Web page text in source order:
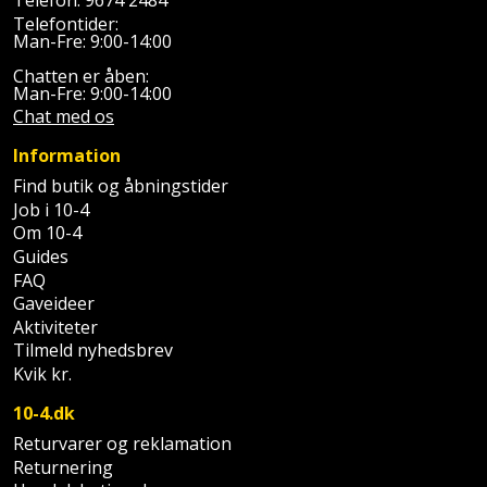
Slibemaskine
Sømpistol
Sømpistoltilbehør
Spånsuger
Stiftepistol
Stiksav
Stiksavsklinge
Støvblæser
Støvsugertilbehør
Varmepumpeskjuler
Velux
gardin
Telefontider:
Man-Fre: 9:00-14:00
Chatten er åben:
Man-Fre: 9:00-14:00
Chat med os
Information
Find butik og åbningstider
Job i 10-4
Om 10-4
Guides
FAQ
Gaveideer
Aktiviteter
Tilmeld nyhedsbrev
Kvik kr.
10-4.dk
Returvarer og reklamation
Returnering